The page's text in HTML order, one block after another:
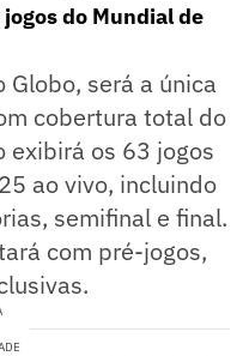
do Mundial de
Globo, será a única
cobertura total do
exibirá os 63 jogos
ao vivo, incluindo
semifinal e final.
com pré-jogos,